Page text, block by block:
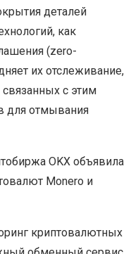
деталей
как
(zero-
их отслеживание,
с этим
для отмывания
OKX объявила
Monero и
криптовалютных